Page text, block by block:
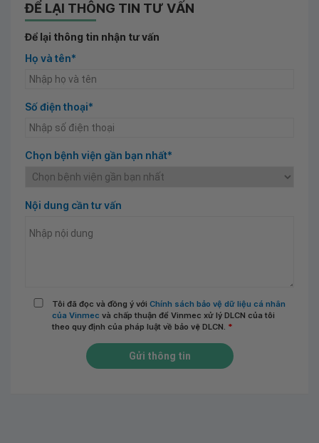
ĐỂ LẠI THÔNG TIN TƯ VẤN
Để lại thông tin nhận tư vấn
Họ và tên*
Số điện thoại*
Chọn bệnh viện gần bạn nhất*
Nội dung cần tư vấn
Tôi đã đọc và đồng ý với Chính sách bảo vệ dữ liệu cá nhân
của Vinmec và chấp thuận để Vinmec xử lý DLCN của tôi
theo quy định của pháp luật về bảo vệ DLCN. *
Gửi thông tin